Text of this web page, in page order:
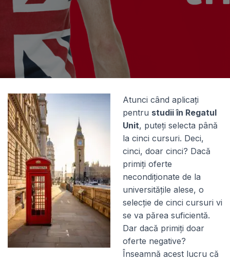
Expert Advice. Successful Outcomes.
Atunci când aplicați
pentru studii în Regatul
Unit, puteți selecta până
la cinci cursuri. Deci,
cinci, doar cinci? Dacă
primiți oferte
necondiționate de la
universitățile alese, o
selecție de cinci cursuri vi
se va părea suficientă.
Dar dacă primiți doar
oferte negative?
Înseamnă acest lucru că